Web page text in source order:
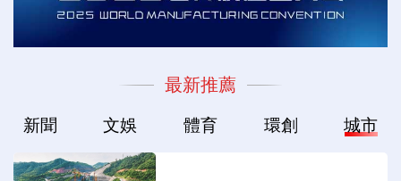
最新推薦
新聞 文娛 體育 環創 城市